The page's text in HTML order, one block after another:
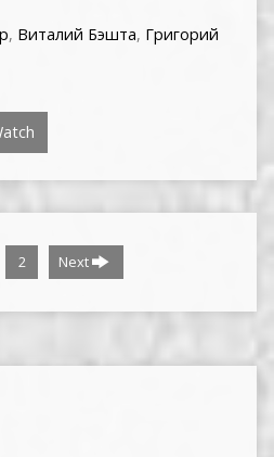
, Виталий Бэшта, Григорий
2 Next